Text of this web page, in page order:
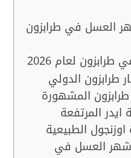
العسل في طرابزون
لعام 2026
طرابزون الدولي
المشهورة
المرتفعة
الطبيعية
شهر العسل في